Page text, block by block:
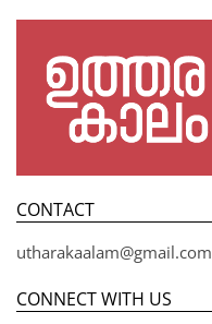
CONTACT
utharakaalam@gmail.com
CONNECT WITH US